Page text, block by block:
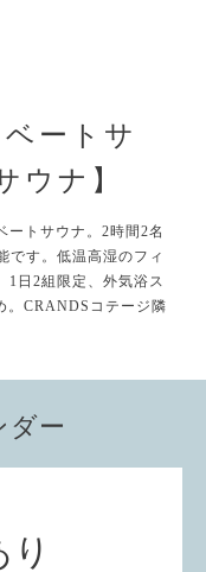
ートサ
ウナ】
ートサウナ。2時間2名
です。低温高湿のフィ
1日2組限定、外気浴ス
。CRANDSコテージ隣
ダー